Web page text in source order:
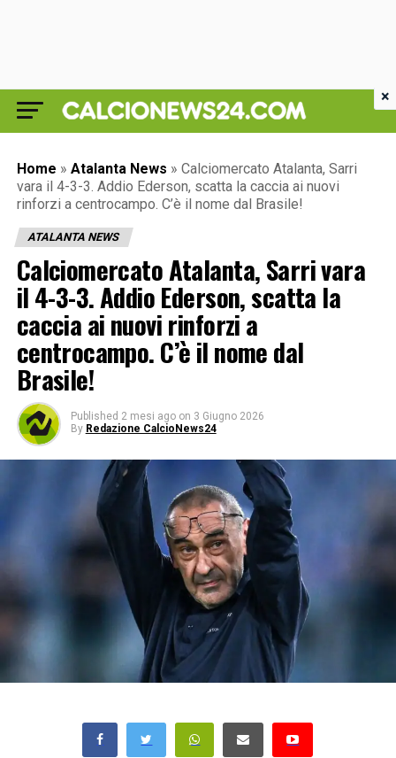
Home » Atalanta News » Calciomercato Atalanta, Sarri
vara il 4-3-3. Addio Ederson, scatta la caccia ai nuovi
rinforzi a centrocampo. C’è il nome dal Brasile!
ATALANTA NEWS
Calciomercato Atalanta, Sarri vara
il 4-3-3. Addio Ederson, scatta la
caccia ai nuovi rinforzi a
centrocampo. C’è il nome dal
Brasile!
Published 2 mesi ago on 3 Giugno 2026
By Redazione CalcioNews24
×